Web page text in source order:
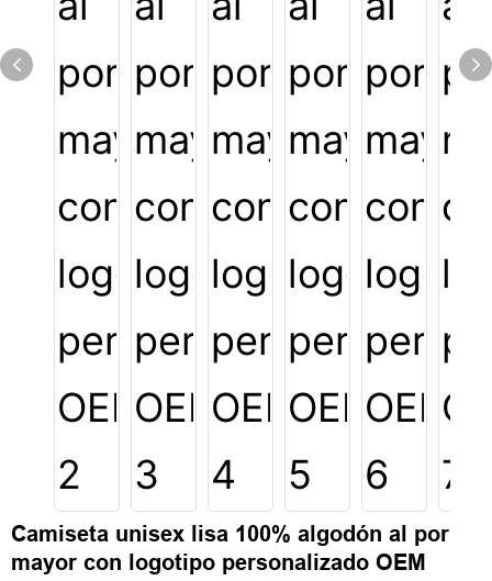
Camiseta unisex lisa 100% algodón al por
mayor con logotipo personalizado OEM